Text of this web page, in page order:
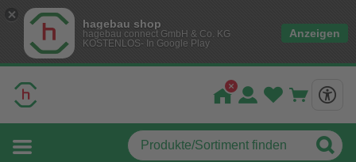
hagebau shop
hagebau connect GmbH & Co. KG
KOSTENLOS- In Google Play
Anzeigen